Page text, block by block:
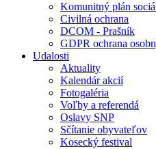
Komunitný plán
Civilná ochrana
DCOM - Prašník
GDPR ochrana
Udalosti
Aktuality
Kalendár akcií
Fotogaléria
Voľby a referendá
Oslavy SNP
Sčítanie obyvateľov
Kosecký festival